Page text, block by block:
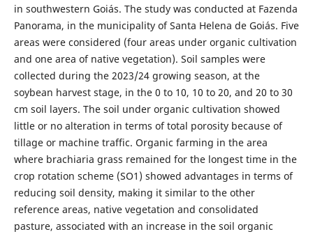
in southwestern Goiás. The study was conducted at Fazenda
Panorama, in the municipality of Santa Helena de Goiás. Five
areas were considered (four areas under organic cultivation
and one area of ​​native vegetation). Soil samples were
collected during the 2023/24 growing season, at the
soybean harvest stage, in the 0 to 10, 10 to 20, and 20 to 30
cm soil layers. The soil under organic cultivation showed
little or no alteration in terms of total porosity because of
tillage or machine traffic. Organic farming in the area
where brachiaria grass remained for the longest time in the
crop rotation scheme (SO1) showed advantages in terms of
reducing soil density, making it similar to the other
reference areas, native vegetation and consolidated
pasture, associated with an increase in the soil organic